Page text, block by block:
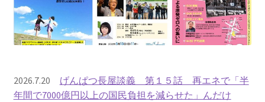
き 集会
2016.1.31 日本と原発上映会＆講演会
き 集会
2026.7.20 げんぱつ長屋談義 第１５話 再エネで「半
年間で7000億円以上の国民負担を減らせた」んだけ